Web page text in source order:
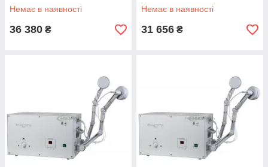
Немає в наявності
36 380 ₴
Немає в наявності
31 656 ₴